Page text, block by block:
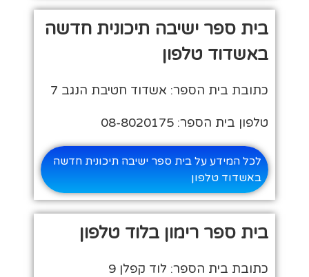
בית ספר ישיבה תיכונית חדשה
באשדוד טלפון
כתובת בית הספר: אשדוד חטיבת הנגב 7
טלפון בית הספר: 08-8020175
לכל המידע על בית ספר ישיבה תיכונית חדשה
באשדוד טלפון
בית ספר רימון בלוד טלפון
כתובת בית הספר: לוד קפלן 9